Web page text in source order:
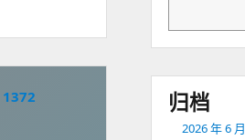
1372 归档
2026 年 6 月